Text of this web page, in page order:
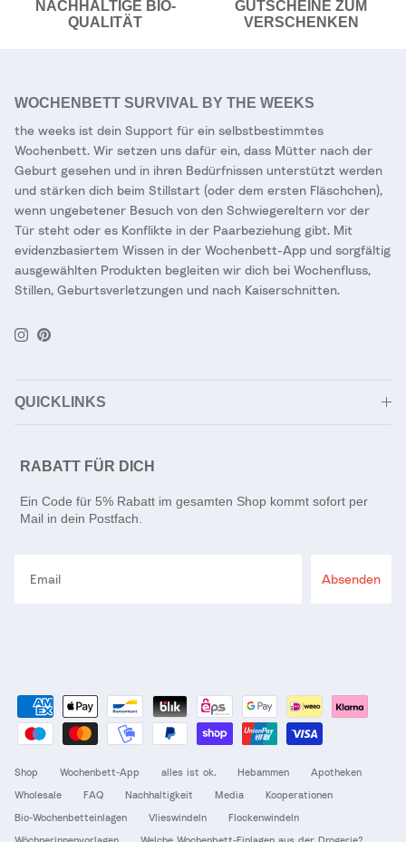
NACHHALTIGE BIO-
QUALITÄT
GUTSCHEINE ZUM
VERSCHENKEN
WOCHENBETT SURVIVAL BY THE WEEKS
the weeks ist dein Support für ein selbstbestimmtes
Wochenbett. Wir setzen uns dafür ein, dass Mütter nach der
Geburt gesehen und in ihren Bedürfnissen unterstützt werden
und stärken dich beim Stillstart (oder dem ersten Fläschchen),
wenn ungebetener Besuch von den Schwiegereltern vor der
Tür steht oder es Konflikte in der Paarbeziehung gibt. Mit
evidenzbasiertem Wissen in der Wochenbett-App und sorgfältig
ausgewählten Produkten begleiten wir dich bei Wochenfluss,
Stillen, Geburtsverletzungen und nach Kaiserschnitten.
Instagram
Pinterest
QUICKLINKS
RABATT FÜR DICH
Ein Code für 5% Rabatt im gesamten Shop kommt sofort per
Mail in dein Postfach.
Absenden
Shop Wochenbett-App alles ist ok. Hebammen
Apotheken
Wholesale
FAQ Nachhaltigkeit Media
Kooperationen
Bio-Wochenbetteinlagen
Vlieswindeln
Flockenwindeln